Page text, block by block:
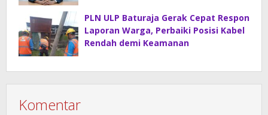
PLN ULP Baturaja Gerak Cepat Respon
Laporan Warga, Perbaiki Posisi Kabel
Rendah demi Keamanan
Komentar